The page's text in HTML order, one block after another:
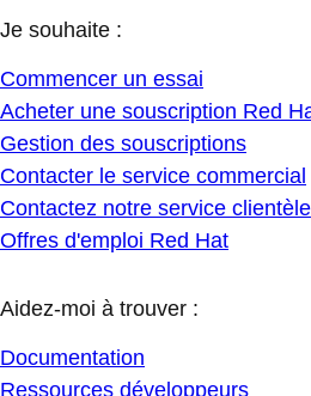
Je souhaite :
Commencer un essai
Acheter une souscription Red
Gestion des souscriptions
Contacter le service commercial
Contactez notre service clientèle
Offres d'emploi Red Hat
Aidez-moi à trouver :
Documentation
Ressources développeurs